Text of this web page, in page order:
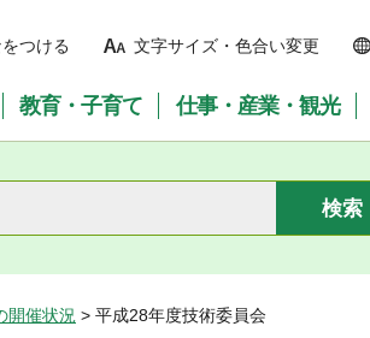
つける 文字サイズ・色合い変更
教育・子育て 仕事・産業・観光
開催状況 > 平成28年度技術委員会